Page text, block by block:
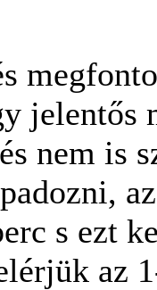
jelentős
nem is
s ezt
az